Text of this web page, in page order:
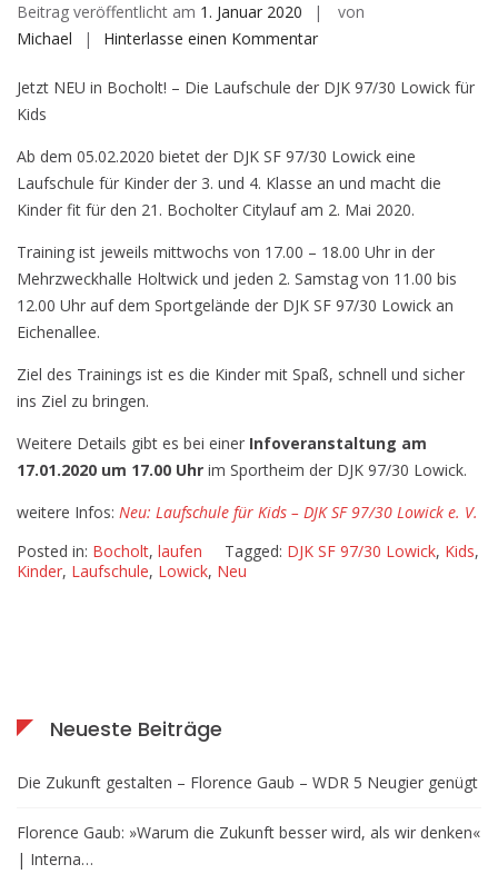
Beitrag veröffentlicht am 1. Januar 2020
von
Michael
Hinterlasse einen Kommentarauf
Laufschule
Jetzt NEU in Bocholt! – Die Laufschule der DJK 97/30 Lowick für
Kids
Ab dem 05.02.2020 bietet der DJK SF 97/30 Lowick eine
Laufschule für Kinder der 3. und 4. Klasse an und macht die
Kinder fit für den 21. Bocholter Citylauf am 2. Mai 2020.
Training ist jeweils mittwochs von 17.00 – 18.00 Uhr in der
Mehrzweckhalle Holtwick und jeden 2. Samstag von 11.00 bis
12.00 Uhr auf dem Sportgelände der DJK SF 97/30 Lowick an
Eichenallee.
Ziel des Trainings ist es die Kinder mit Spaß, schnell und sicher
ins Ziel zu bringen.
Weitere Details gibt es bei einer Infoveranstaltung am
17.01.2020 um 17.00 Uhr im Sportheim der DJK 97/30 Lowick.
weitere Infos: Neu: Laufschule für Kids – DJK SF 97/30 Lowick e. V.
Posted in: Bocholt, laufen Tagged: DJK SF 97/30 Lowick, Kids,
Kinder, Laufschule, Lowick, Neu
Neueste Beiträge
Die Zukunft gestalten – Florence Gaub – WDR 5 Neugier genügt
Florence Gaub: »Warum die Zukunft besser wird, als wir denken«
| Interna…